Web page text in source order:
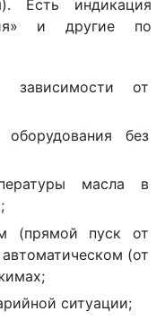
Есть индикация
и другие по
зависимости от
без
масла в
(прямой пуск от
(от
ситуации;